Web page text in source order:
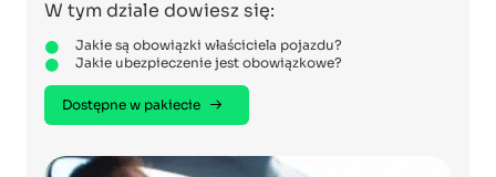
W tym dziale dowiesz się:
Jakie są obowiązki właściciela pojazdu?
Jakie ubezpieczenie jest obowiązkowe?
Dostępne w pakiecie